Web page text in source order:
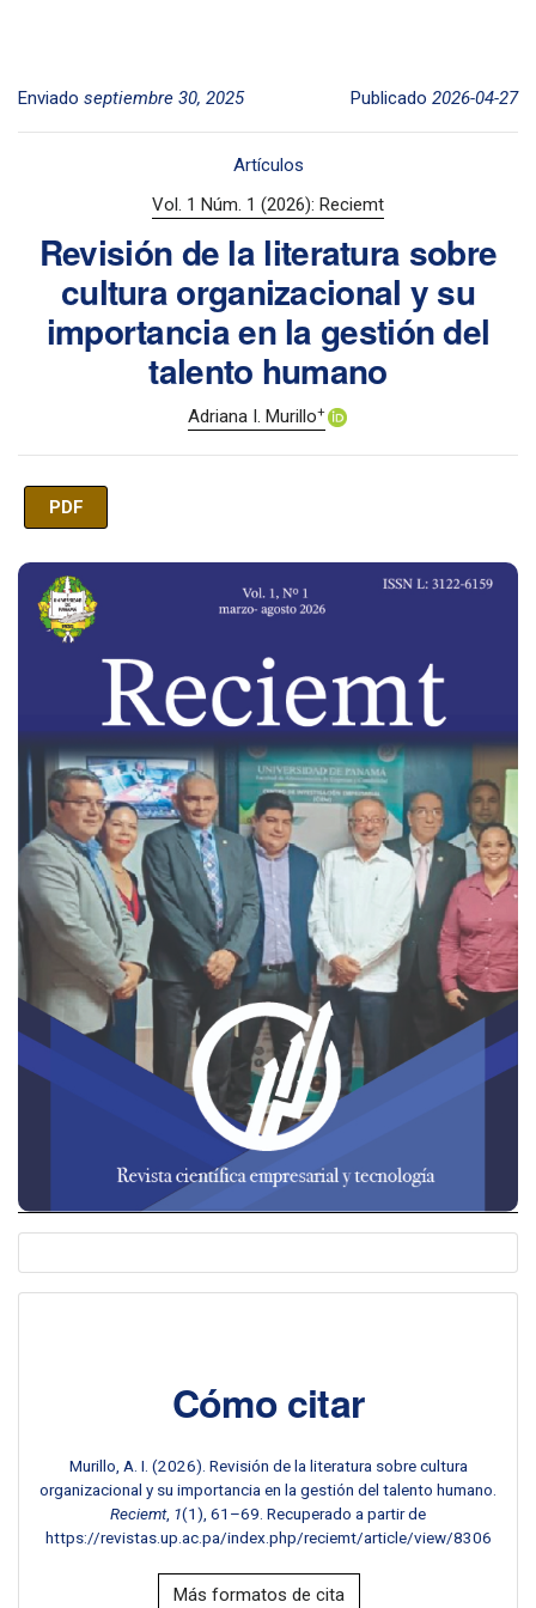
Enviado septiembre 30, 2025 Publicado 2026-04-27
Artículos
Vol. 1 Núm. 1 (2026): Reciemt
Revisión de la literatura sobre
cultura organizacional y su
importancia en la gestión del
talento humano
Adriana I. Murillo+
PDF
Imagen de portada
Cómo citar
Murillo, A. I. (2026). Revisión de la literatura sobre cultura
organizacional y su importancia en la gestión del talento humano.
Reciemt, 1(1), 61–69. Recuperado a partir de
https://revistas.up.ac.pa/index.php/reciemt/article/view/8306
Más formatos de cita